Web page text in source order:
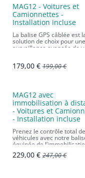
Promo
MAG12 - Voitures et
Camionnettes -
Installation incluse
La balise GPS câblée est
solution de choix pour une
surveillance avancée de
179,00 € 199,00€
MAG12 avec
immobilisation à
- Voitures et
- Installation incluse
Prenez le contrôle total
véhicules avec notre
équipée de
distance. Abonnement 1
inclus.
229,00 € 247,00€